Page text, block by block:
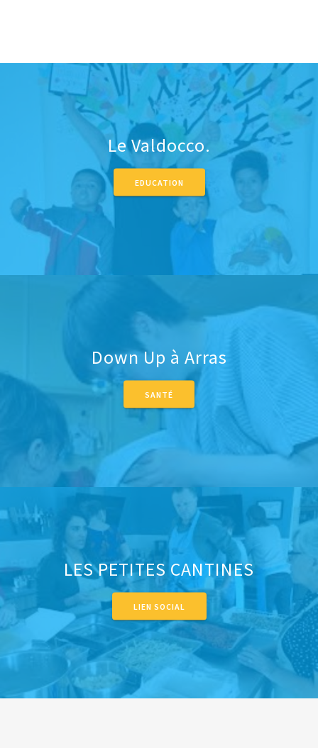
Le Valdocco.
EDUCATION
Down Up à Arras
SANTÉ
LES PETITES CANTINES
LIEN SOCIAL